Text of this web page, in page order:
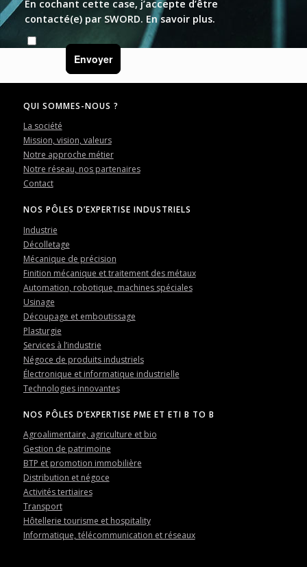
En cochant cette case, j’accepte d’être
contacté(e) par SWORD. En savoir plus.
Envoyer
QUI SOMMES-NOUS ?
La société
Mission, vision, valeurs
Notre approche métier
Notre réseau, nos partenaires
Contact
NOS PÔLES D’EXPERTISE INDUSTRIELS
Industrie
Décolletage
Mécanique de précision
Finition mécanique et traitement des métaux
Automation, robotique, machines spéciales
Usinage
Découpage et emboutissage
Plasturgie
Services à l’industrie
Négoce de produits industriels
Électronique et informatique industrielle
Technologies innovantes
NOS PÔLES D’EXPERTISE PME ET ETI B TO B
Agroalimentaire, agriculture et bio
Gestion de patrimoine
BTP et promotion immobilière
Distribution et négoce
Activités tertiaires
Transport
Hôtellerie tourisme et hospitality
Informatique, télécommunication et réseaux